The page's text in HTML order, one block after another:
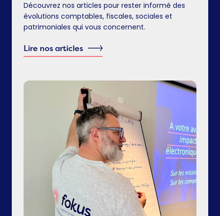
Découvrez nos articles pour rester informé des
évolutions comptables, fiscales, sociales et
patrimoniales qui vous concernent.
Lire nos articles